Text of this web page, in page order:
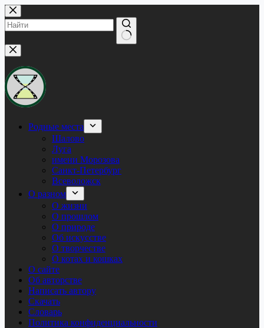
Перейти
к
сути
Ничего
не
найдено
Родные места
Шалово
Луга
имени Морозова
Санкт-Петербург
Всеволожск
О разном
О жизни
О прошлом
О природе
Об искусстве
О творчестве
О котах и кошках
О сайте
Об авторстве
Написать автору
Скачать
Cловарь
Политика конфиденциальности